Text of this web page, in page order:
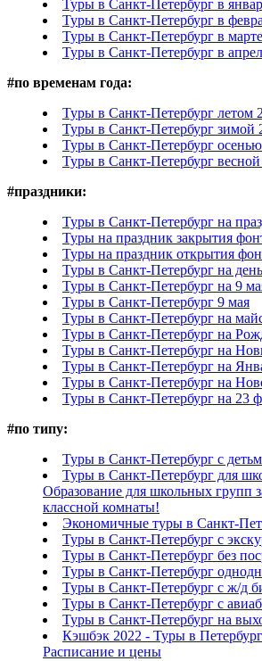
Туры в Санкт-Петербург в
Туры в Санкт-Петербург в
Туры в Санкт-Петербург в марте
Туры в Санкт-Петербург в
#по временам года:
Туры в Санкт-Петербург летом
Туры в Санкт-Петербург зимой
Туры в Санкт-Петербург
Туры в Санкт-Петербург
#праздники:
Туры в Санкт-Петербург на
Туры на праздник закрытия
Туры на праздник открытия
Туры в Санкт-Петербург на
Туры в Санкт-Петербург на 9
Туры в Санкт-Петербург 9 мая
Туры в Санкт-Петербург на
Туры в Санкт-Петербург на
Туры в Санкт-Петербург на
Туры в Санкт-Петербург на
Туры в Санкт-Петербург на
Туры в Санкт-Петербург на 23
#по типу:
Туры в Санкт-Петербург с
Туры в Санкт-Петербург для
Образование для школьных групп
классной комнаты!
Экономичные туры в Санкт-
Туры в Санкт-Петербург с
Туры в Санкт-Петербург без
Туры в Санкт-Петербург
Туры в Санкт-Петербург с ж/д
Туры в Санкт-Петербург с
Туры в Санкт-Петербург на
Кэшбэк 2022 - Туры в
Расписание и цены